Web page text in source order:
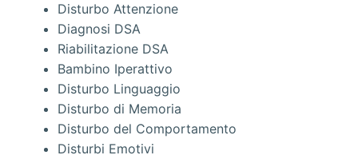
Disturbo Attenzione
Diagnosi DSA
Riabilitazione DSA
Bambino Iperattivo
Disturbo Linguaggio
Disturbo di Memoria
Disturbo del Comportamento
Disturbi Emotivi